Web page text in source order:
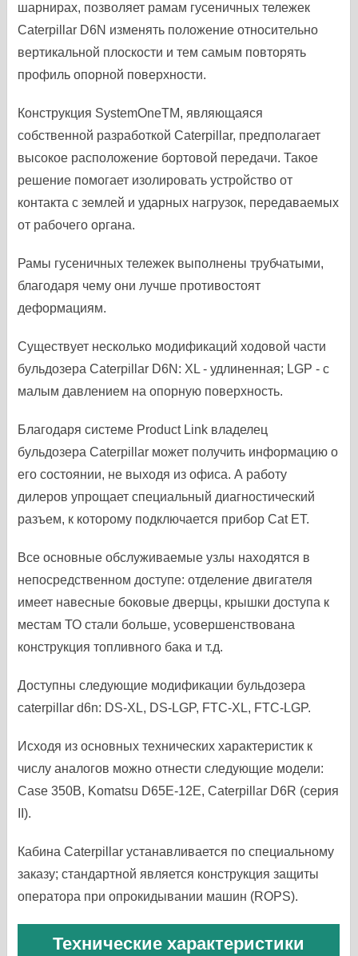
шарнирах, позволяет рамам гусеничных тележек
Caterpillar D6N изменять положение относительно
вертикальной плоскости и тем самым повторять
профиль опорной поверхности.
Конструкция SystemOneTM, являющаяся
собственной разработкой Caterpillar, предполагает
высокое расположение бортовой передачи. Такое
решение помогает изолировать устройство от
контакта с землей и ударных нагрузок, передаваемых
от рабочего органа.
Рамы гусеничных тележек выполнены трубчатыми,
благодаря чему они лучше противостоят
деформациям.
Существует несколько модификаций ходовой части
бульдозера Caterpillar D6N: XL - удлиненная; LGP - с
малым давлением на опорную поверхность.
Благодаря системе Product Link владелец
бульдозера Caterpillar может получить информацию о
его состоянии, не выходя из офиса. А работу
дилеров упрощает специальный диагностический
разъем, к которому подключается прибор Cat ЕТ.
Все основные обслуживаемые узлы находятся в
непосредственном доступе: отделение двигателя
имеет навесные боковые дверцы, крышки доступа к
местам ТО стали больше, усовершенствована
конструкция топливного бака и т.д.
Доступны следующие модификации бульдозера
caterpillar d6n: DS-XL, DS-LGP, FTC-XL, FTC-LGP.
Исходя из основных технических характеристик к
числу аналогов можно отнести следующие модели:
Case 350B, Komatsu D65E-12E, Caterpillar D6R (серия
II).
Кабина Caterpillar устанавливается по специальному
заказу; стандартной является конструкция защиты
оператора при опрокидывании машин (ROPS).
Технические характеристики